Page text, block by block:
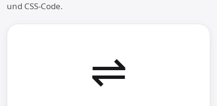
und CSS-Code.
⇌︎